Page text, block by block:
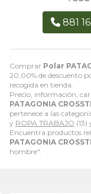
Comprar Polar
20,00% de descuento
recogida en tienda.
Precio, información,
PATAGONIA
pertenece a las
y ROPA TRABAJO
Encuentra productos
PATAGONIA
hombre".
881